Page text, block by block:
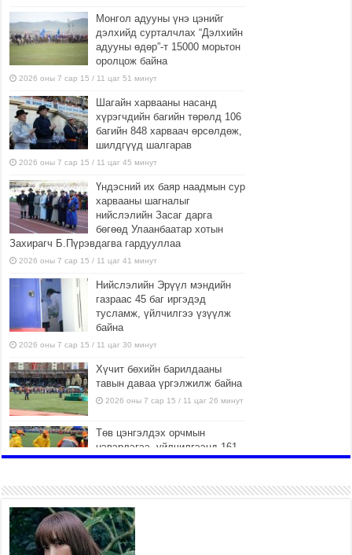
Монгол адууны үнэ цэнийг
дэлхийд сурталчлах “Дэлхийн
адууны өдөр”-т 15000 морьтон
оролцож байна
2026 оны 7 сар 15 / 11 цаг 51 минут
Шагайн харвааны насанд
хүрэгчдийн багийн төрөлд 106
багийн 848 харваач өрсөлдөж,
шилдгүүд шалгарав
2026 оны 7 сар 15 / 11 цаг 45 минут
Үндэсний их баяр наадмын сур
харвааны шагналыг
нийслэлийн Засаг дарга
бөгөөд Улаанбаатар хотын
Захирагч Б.Пүрэвдагва гардууллаа
2026 оны 7 сар 15 / 11 цаг 41 минут
Нийслэлийн Эрүүл мэндийн
газраас 45 баг иргэдэд
тусламж, үйлчилгээ үзүүлж
байна
2026 оны 7 сар 15 / 11 цаг 30 минут
Хүчит бөхийн барилдааны
тавын даваа үргэлжилж байна
2026 оны 7 сар 15 / 11 цаг 26 минут
Төв цэнгэлдэх орчмын
цэвэрлэгээ, үйлчилгээнд 161
ажилтан, 27 техниктэй
2026 оны 7 сар 15 / 11 цаг 22 минут
Наадмын амралтын өдрүүдэд
нийслэлийн эрүүл мэндийн
байгууллагууд дараах